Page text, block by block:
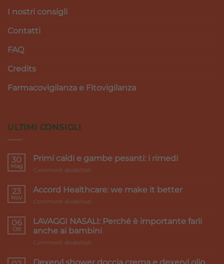
I nostri consigli
Contatti
FAQ
Credits
Farmacovigilanza e Fitovigilanza
ULTIMI CONSIGLI
30
Mag
Primi caldi e gambe pesanti: i rimedi
Commenti disabilitati
caldi
i
rimedi
23
Nov
Accord Healthcare: we make it better
Commenti disabilitati
Healthcare:
we
make
06
Ott
LAVAGGI NASALI: Perché è importante farli
anche ai bambini
Commenti disabilitati
NASALI: